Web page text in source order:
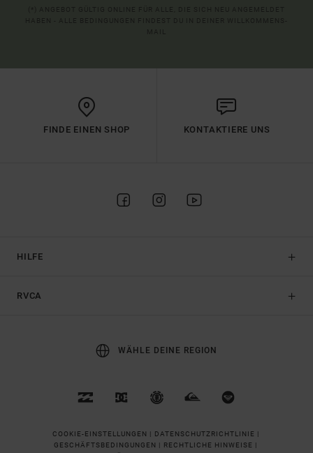
FINDE EINEN SHOP KONTAKTIERE UNS
HILFE
RVCA
WÄHLE DEINE REGION
COOKIE-EINSTELLUNGEN | DATENSCHUTZRICHTLINIE |
GESCHÄFTSBEDINGUNGEN | RECHTLICHE HINWEISE |